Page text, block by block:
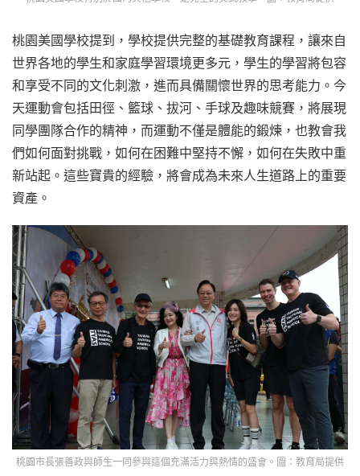
桃園美國學校提到，學校提供完整的基礎教育課程，讓來自
世界各地的學生和家庭學習環境更多元，學生的學習將包容
和享受不同的文化刺激，進而具備關懷世界的思考能力。今
天運動會包括田徑、籃球、拔河、手球及趣味競賽，將展現
同學團隊合作的精神，而運動不僅是體能的鍛煉，也教會我
們如何面對挑戰，如何在困難中堅持不懈，如何在失敗中重
新站起。這些寶貴的經驗，將會成為未來人生道路上的重要
資產。
桃園市長張善政與師生一同參與這個充滿活力與熱情的盛會。圖：教育局提供